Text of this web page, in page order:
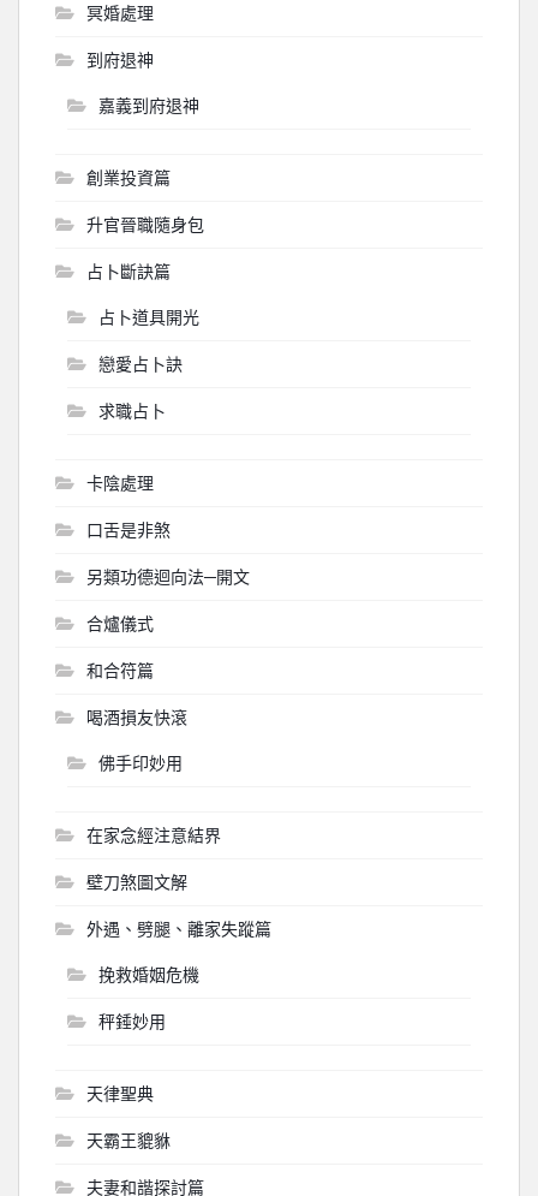
冥婚處理
到府退神
嘉義到府退神
創業投資篇
升官晉職隨身包
占卜斷訣篇
占卜道具開光
戀愛占卜訣
求職占卜
卡陰處理
口舌是非煞
另類功德迴向法─開文
合爐儀式
和合符篇
喝酒損友快滾
佛手印妙用
在家念經注意結界
壁刀煞圖文解
外遇、劈腿、離家失蹤篇
挽救婚姻危機
秤錘妙用
天律聖典
天霸王貔貅
夫妻和諧探討篇